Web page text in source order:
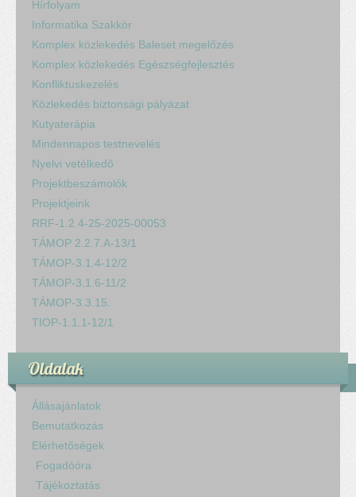
Hírfolyam
Informatika Szakkör
Komplex közlekedés Baleset megelőzés
Komplex közlekedés Egészségfejlesztés
Konfliktuskezelés
Közlekedés biztonsági pályázat
Kutyaterápia
Mindennapos testnevelés
Nyelvi vetélkedő
Projektbeszámolók
Projektjeink
RRF-1.2.4-25-2025-00053
TÁMOP 2.2.7.A-13/1
TÁMOP-3.1.4-12/2
TÁMOP-3.1.6-11/2
TÁMOP-3.3.15.
TIOP-1.1.1-12/1
Oldalak
Állásajánlatok
Bemutatkozás
Elérhetőségek
Fogadóóra
Tájékoztatás